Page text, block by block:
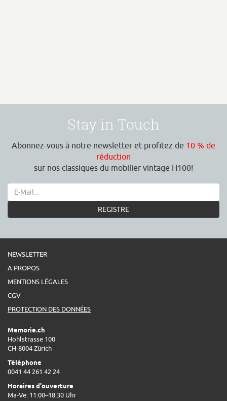
Stay in Touch
Abonnez-vous à notre newsletter et profitez de 10 % de
réduction
sur nos classiques du mobilier vintage H100!
REGISTRE
NEWSLETTER
A PROPOS
MENTIONS LÉGALES
CGV
PROTECTION DES DONNÉES
Memorie.ch
Hohlstrasse 100
CH-8004 Zürich
Téléphone
0041 44 261 42 24
Horaires d'ouverture
Ma-Ve: 11:00–18:30 Uhr